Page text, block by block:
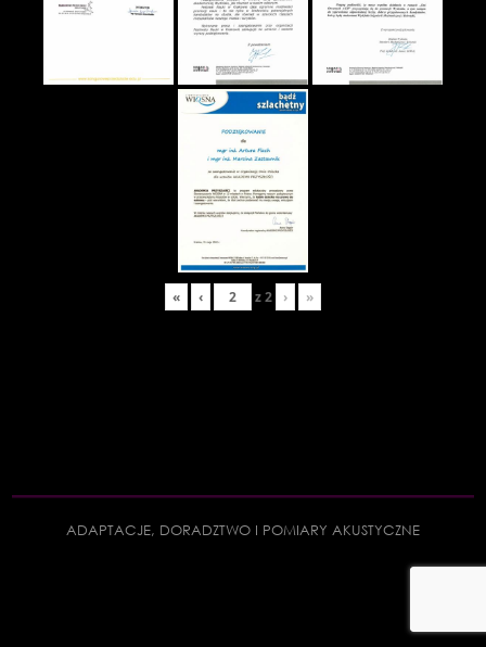
« ‹ z2 › »
ADAPTACJE, DORADZTWO I POMIARY AKUSTYCZNE